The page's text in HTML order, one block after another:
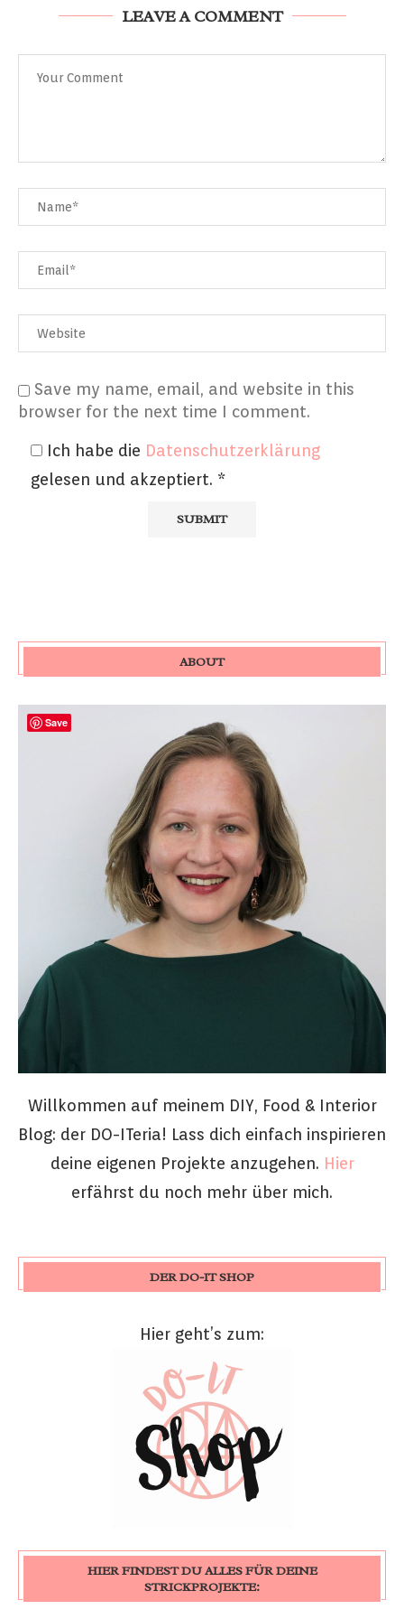
LEAVE A COMMENT
Save my name, email, and website in this
browser for the next time I comment.
Ich habe die Datenschutzerklärung
gelesen und akzeptiert. *
ABOUT
Willkommen auf meinem DIY, Food & Interior
Blog: der DO-ITeria! Lass dich einfach inspirieren
deine eigenen Projekte anzugehen. Hier
erfährst du noch mehr über mich.
DER DO-IT SHOP
Hier geht’s zum:
HIER FINDEST DU ALLES FÜR DEINE
STRICKPROJEKTE:
Save